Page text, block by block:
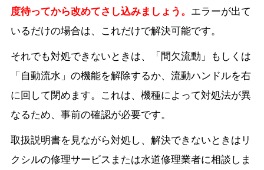
度待ってから改めてさし込みましょう。 エラーが出て
いるだけの場合は、これだけで解決可能です。
それでも対処できないときは、「間欠流動」もしくは
「自動流水」の機能を解除するか、流動ハンドルを右
に回して閉めます。これは、機種によって対処法が異
なるため、事前の確認が必要です。
取扱説明書を見ながら対処し、解決できないときはリ
クシルの修理サービスまたは水道修理業者に相談しま